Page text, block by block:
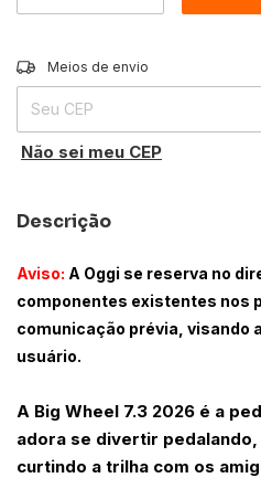
Entregas para o CEP:
Meios de envio
Não sei meu CEP
Descrição
Aviso: A Oggi se reserva no
componentes existentes nos
comunicação prévia, visando
usuário.
A Big Wheel 7.3 2026 é a
adora se divertir
curtindo a trilha com os